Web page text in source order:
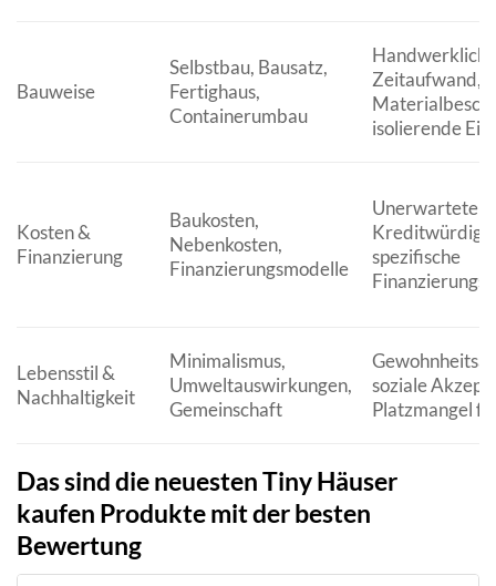
Bauweise
Selbstbau, Bausatz,
Fertighaus,
Containerumbau
Zeitaufwand,
isolierende
Kosten &
Finanzierung
Baukosten,
Nebenkosten,
Finanzierungsmodelle
Unerwartete
spezifische
Lebensstil &
Nachhaltigkeit
Minimalismus,
Umweltauswirkungen,
Gemeinschaft
soziale
Platzmangel
Das sind die neuesten Tiny Häuser
kaufen Produkte mit der besten
Bewertung